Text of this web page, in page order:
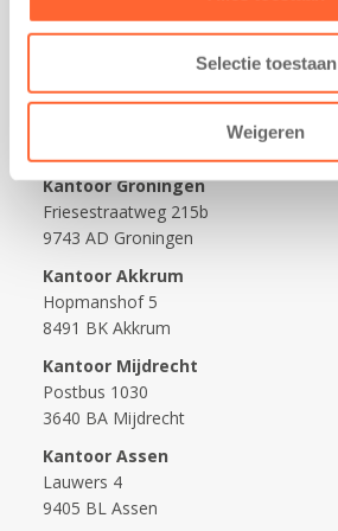
Selectie toestaan
Weigeren
Kantoor Groningen
Friesestraatweg 215b
9743 AD Groningen
Kantoor Akkrum
Hopmanshof 5
8491 BK Akkrum
Kantoor Mijdrecht
Postbus 1030
3640 BA Mijdrecht
Kantoor Assen
Lauwers 4
9405 BL Assen